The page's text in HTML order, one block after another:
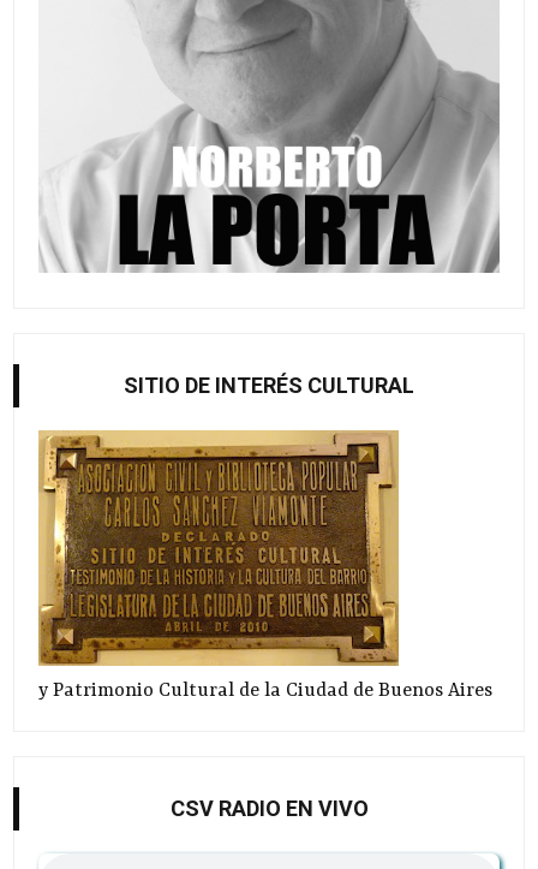
SITIO DE INTERÉS CULTURAL
y Patrimonio Cultural de la Ciudad de Buenos Aires
CSV RADIO EN VIVO